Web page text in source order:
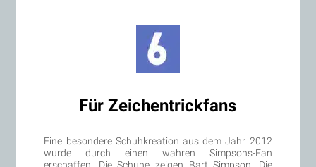
Für Zeichentrickfans
Eine besondere Schuhkreation aus dem Jahr 2012
wurde durch einen wahren Simpsons-Fan
erschaffen. Die Schuhe zeigen Bart Simpson. Die